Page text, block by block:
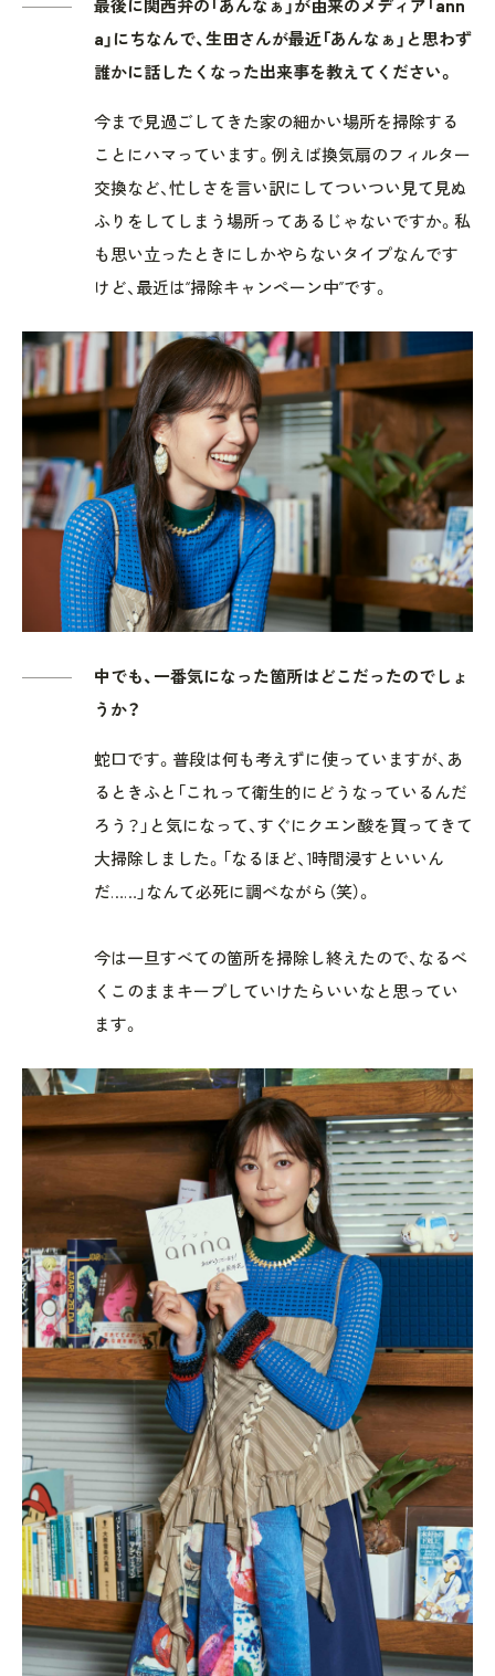
最後に関西弁の「あんなぁ」が由来のメディア「ann
a」にちなんで、生田さんが最近「あんなぁ」と思わず
誰かに話したくなった出来事を教えてください。
今まで見過ごしてきた家の細かい場所を掃除する
ことにハマっています。例えば換気扇のフィルター
交換など、忙しさを言い訳にしてついつい見て見ぬ
ふりをしてしまう場所ってあるじゃないですか。私
も思い立ったときにしかやらないタイプなんです
けど、最近は“掃除キャンペーン中”です。
中でも、一番気になった箇所はどこだったのでしょ
うか？
蛇口です。普段は何も考えずに使っていますが、あ
るときふと「これって衛生的にどうなっているんだ
ろう？」と気になって、すぐにクエン酸を買ってきて
大掃除しました。「なるほど、1時間浸すといいん
だ……」なんて必死に調べながら（笑）。
今は一旦すべての箇所を掃除し終えたので、なるべ
くこのままキープしていけたらいいなと思ってい
ます。